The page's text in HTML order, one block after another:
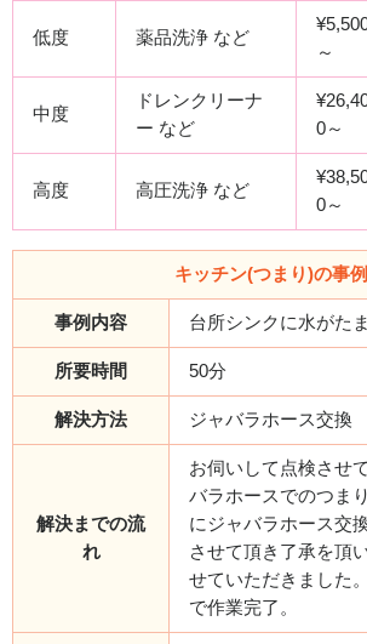
低度 薬品洗浄 など
～
中度
ドレンクリーナ
ー など
0～
高度 高圧洗浄 など
0～
キッチン(つまり)の事例
事例内容 台所シンクに水がた
所要時間 50分
解決方法 ジャバラホース交換
解決までの流
れ
お伺いして点検させ
バラホースでのつま
にジャバラホース交
させて頂き了承を頂
せていただきました
で作業完了。